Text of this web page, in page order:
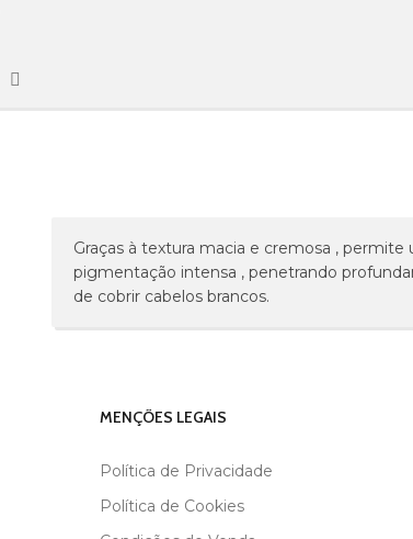
Graças à textura macia e cremosa ,
pigmentação intensa , penetrando
de cobrir cabelos brancos.
MENÇÕES LEGAIS
Política de Privacidade
Política de Cookies